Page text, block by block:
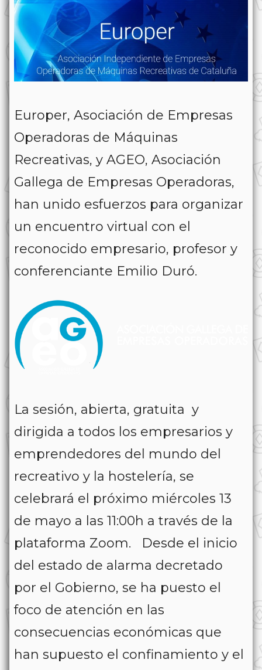
Europer, Asociación de Empresas
Operadoras de Máquinas
Recreativas, y AGEO, Asociación
Gallega de Empresas Operadoras,
han unido esfuerzos para organizar
un encuentro virtual con el
reconocido empresario, profesor y
conferenciante Emilio Duró.
La sesión, abierta, gratuita y
dirigida a todos los empresarios y
emprendedores del mundo del
recreativo y la hostelería, se
celebrará el próximo miércoles 13
de mayo a las 11:00h a través de la
plataforma Zoom. Desde el inicio
del estado de alarma decretado
por el Gobierno, se ha puesto el
foco de atención en las
consecuencias económicas que
han supuesto el confinamiento y el